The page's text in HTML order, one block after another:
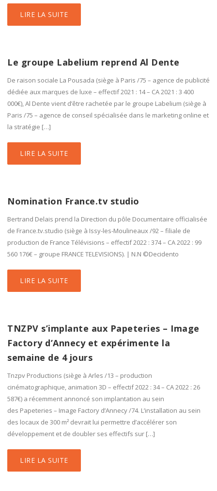
LIRE LA SUITE
Le groupe Labelium reprend Al Dente
De raison sociale La Pousada (siège à Paris /75 – agence de publicité
dédiée aux marques de luxe – effectif 2021 : 14 – CA 2021 : 3 400
000€), Al Dente vient d’être rachetée par le groupe Labelium (siège à
Paris /75 – agence de conseil spécialisée dans le marketing online et
la stratégie […]
LIRE LA SUITE
Nomination France.tv studio
Bertrand Delais prend la Direction du pôle Documentaire officialisée
de France.tv.studio (siège à Issy-les-Moulineaux /92 – filiale de
production de France Télévisions – effectif 2022 : 374 – CA 2022 : 99
560 176€ – groupe FRANCE TELEVISIONS). | N.N ©Decidento
LIRE LA SUITE
TNZPV s’implante aux Papeteries – Image
Factory d’Annecy et expérimente la
semaine de 4 jours
Tnzpv Productions (siège à Arles /13 – production
cinématographique, animation 3D – effectif 2022 : 34 – CA 2022 : 26
587€) a récemment annoncé son implantation au sein
des Papeteries – Image Factory d’Annecy /74. L’installation au sein
des locaux de 300 m² devrait lui permettre d’accélérer son
développement et de doubler ses effectifs sur […]
LIRE LA SUITE